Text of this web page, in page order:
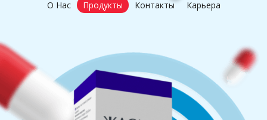
О Нас Продукты Контакты Карьера